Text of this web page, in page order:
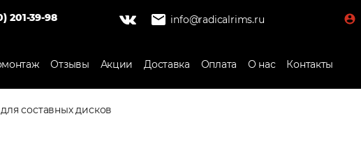
201-39-98 info@radicalrims.ru
Отзывы Акции Доставка Оплата О нас Контакты
составных дисков